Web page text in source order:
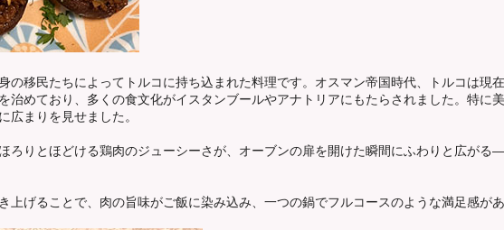
の移民たちによってトルコに持ち込まれた料理です。オスマン帝国時代、トルコは現
治めており、多くの食文化がイスタンブールやアナトリアにもたらされました。特に
広まりを見せました。
ろりとほどける鶏肉のジューシーさが、オーブンの扉を開けた瞬間にふわりと広が
上げることで、肉の旨味がご飯に染み込み、一つの鍋でフルコースのような満足感があ